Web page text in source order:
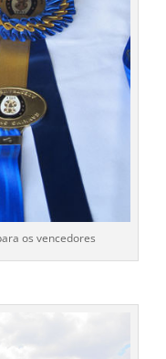
os vencedores